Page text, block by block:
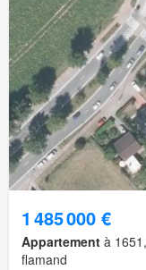
1 485 000 €
Appartement à
flamand